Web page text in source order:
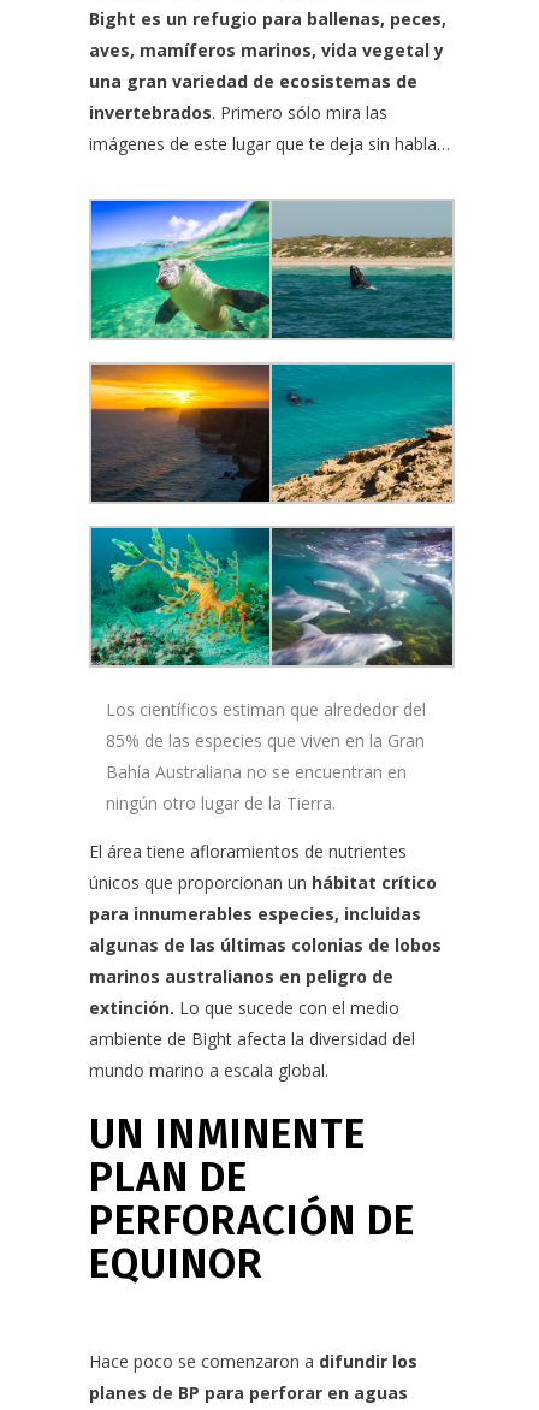
Bight es un refugio para ballenas, peces,
aves, mamíferos marinos, vida vegetal y
una gran variedad de ecosistemas de
invertebrados. Primero sólo mira las
imágenes de este lugar que te deja sin habla…
Los científicos estiman que alrededor del
85% de las especies que viven en la Gran
Bahía Australiana no se encuentran en
ningún otro lugar de la Tierra.
El área tiene afloramientos de nutrientes
únicos que proporcionan un hábitat crítico
para innumerables especies, incluidas
algunas de las últimas colonias de lobos
marinos australianos en peligro de
extinción. Lo que sucede con el medio
ambiente de Bight afecta la diversidad del
mundo marino a escala global.
UN INMINENTE
PLAN DE
PERFORACIÓN DE
EQUINOR
Hace poco se comenzaron a difundir los
planes de BP para perforar en aguas